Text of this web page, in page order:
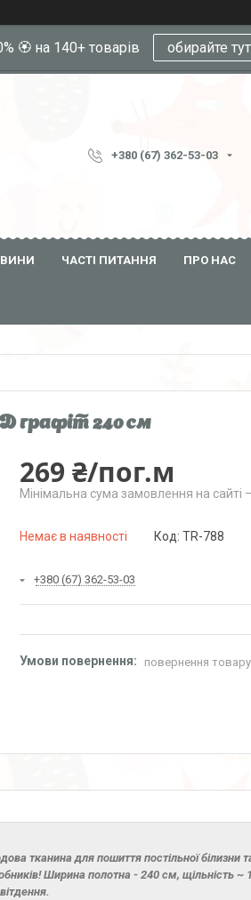
🏵️ на 140+ товарів обирайте тут
+380 (67) 362-53-03
ЧАСТІ ПИТАННЯ ПРО НАС
240 см
269 ₴/пог.м
Мінімальна сума замовлення на сайті
Немає в наявності Код: TR-788
+380 (67) 362-53-03
повернення
тканина для пошиття постільної білизни
Ширина полотна - 240 см, щільність ~